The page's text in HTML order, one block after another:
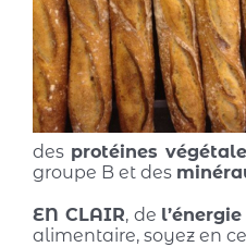
des protéines
groupe B et des
EN CLAIR, de l’énergie
alimentaire, soyez en